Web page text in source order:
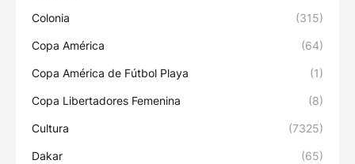
Colonia (315)
Copa América (64)
Copa América de Fútbol Playa (1)
Copa Libertadores Femenina (8)
Cultura (7325)
Dakar (65)